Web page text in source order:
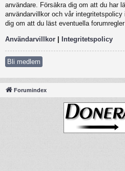
användare. Försäkra dig om att du har
användarvillkor och vår
dig om att du läst eventuella
Användarvillkor | Integritetspolicy
Bli medlem
Forumindex